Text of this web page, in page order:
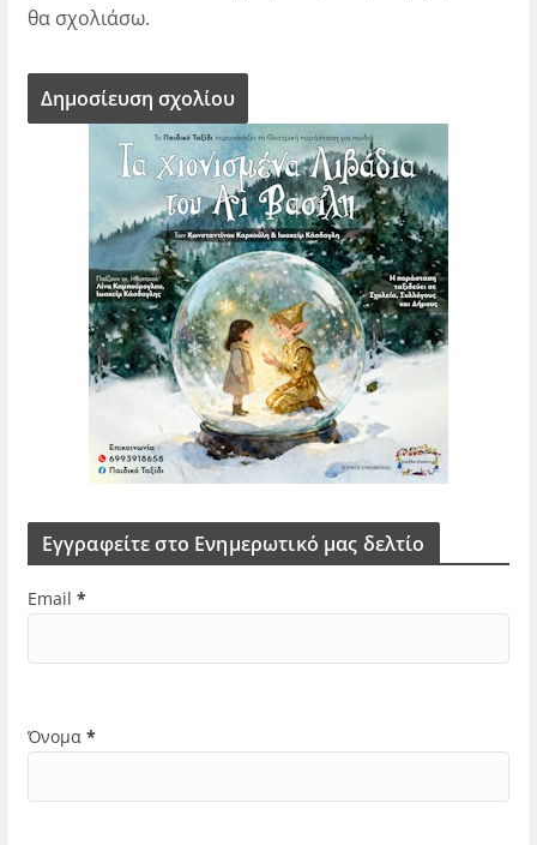
θα σχολιάσω.
Εγγραφείτε στο Ενημερωτικό μας δελτίο
Email *
Όνομα *